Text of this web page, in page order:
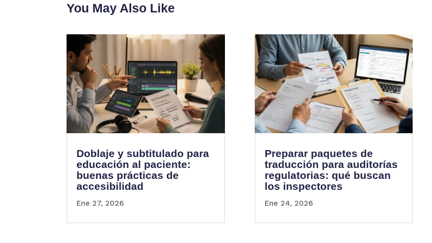
You May Also Like
Doblaje y subtitulado para
educación al paciente:
buenas prácticas de
accesibilidad
Ene 27, 2026
Preparar paquetes de
traducción para auditorías
regulatorias: qué buscan
los inspectores
Ene 24, 2026